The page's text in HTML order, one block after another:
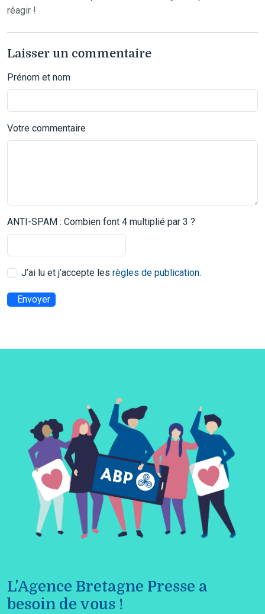
réagir !
Laisser un commentaire
Prénom et nom
Votre commentaire
ANTI-SPAM : Combien font 4 multiplié par 3 ?
J’ai lu et j’accepte les règles de publication.
Envoyer
L'Agence Bretagne Presse a
besoin de vous !